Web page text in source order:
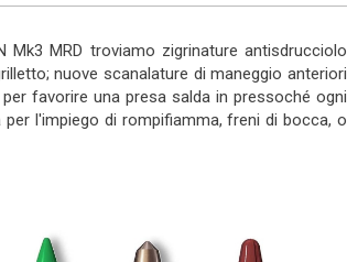
Mk3 MRD troviamo zigrinature antisdrucciolo
nuove scanalature di maneggio anteriori
favorire una presa salda in pressoché ogni
l'impiego di rompifiamma, freni di bocca, o